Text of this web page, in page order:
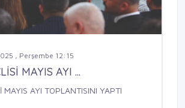
, Perşembe 12:15
MAYIS AYI ...
MAYIS AYI TOPLANTISINI YAPTI